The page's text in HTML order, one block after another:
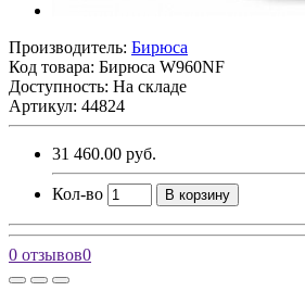
Производитель: Бирюса
Код товара: Бирюса W960NF
Доступность: На складе
Артикул: 44824
31 460.00 руб.
Кол-во В корзину
0 отзывов0